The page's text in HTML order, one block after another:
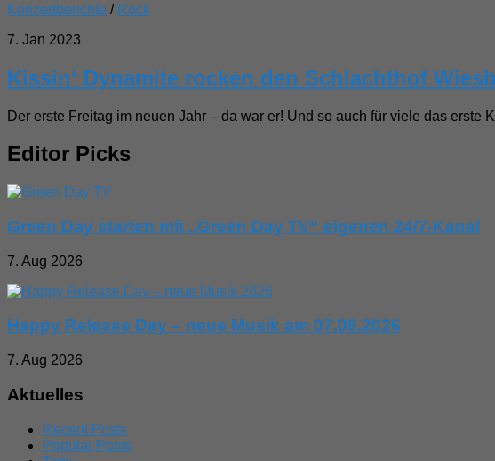
Konzertberichte / Rock
7. Jan 2023
Kissin‘ Dynamite rocken den Schlachthof
Der erste Freitag im neuen Jahr – da war er! Und so auch für viele das
Editor Picks
Green Day starten mit „Green Day TV“ eigenen 24/7-Kanal
7. Aug 2026
Happy Release Day – neue Musik am 07.08.2026
7. Aug 2026
Aktuelles
Recent Posts
Popular Posts